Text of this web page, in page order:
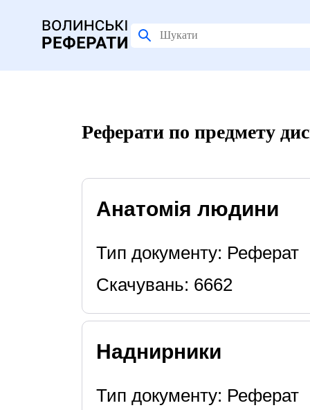
Реферати по предмету
Анатомія людини
Тип документу: Реферат
Скачувань: 6662
Наднирники
Тип документу: Реферат